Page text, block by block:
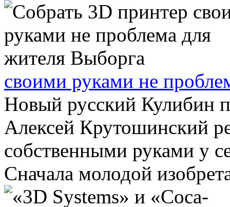
своими руками не
Новый русский Кулибин
Алексей Крутошинский
собственными руками у
Сначала молодой